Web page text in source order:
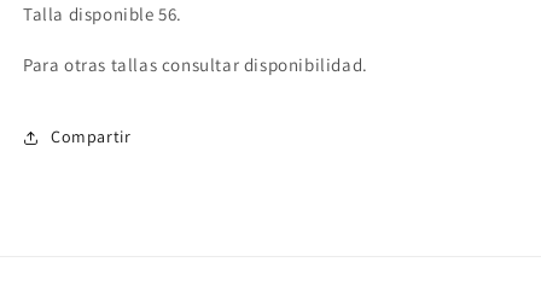
Talla disponible 56.
Para otras tallas consultar disponibilidad.
Compartir